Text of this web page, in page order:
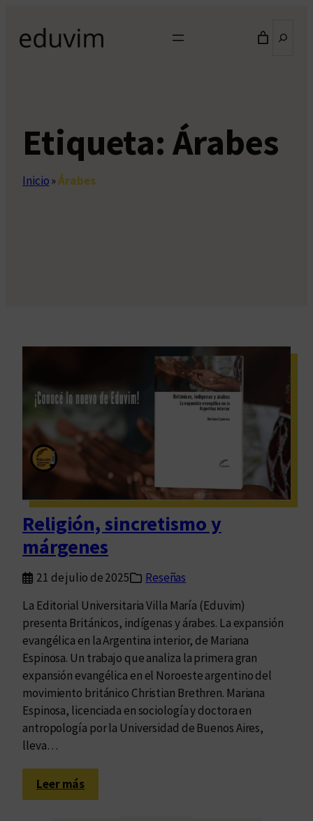
contenido
Etiqueta: Árabes
Inicio»Árabes
Religión, sincretismo y
márgenes
21 de julio de 2025
Reseñas
La Editorial Universitaria Villa María (Eduvim)
presenta Británicos, indígenas y árabes. La expansión
evangélica en la Argentina interior, de Mariana
Espinosa. Un trabajo que analiza la primera gran
expansión evangélica en el Noroeste argentino del
movimiento británico Christian Brethren. Mariana
Espinosa, licenciada en sociología y doctora en
antropología por la Universidad de Buenos Aires,
lleva…
Leer más:
R